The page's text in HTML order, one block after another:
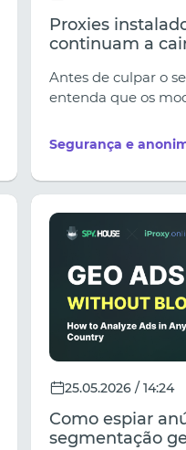
Proxies
continuam a
com proxies.
Antes de culpar o
entenda que os
do que apenas o
inconsistências
digital. Leia o guia
configurar
de rede, evitar o
de contas e
20% em proxies
Segurança e
25.05.2026 / 14:24
Como espiar
segmentação